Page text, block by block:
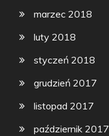
marzec 2018
luty 2018
styczeń 2018
grudzień 2017
listopad 2017
październik 2017